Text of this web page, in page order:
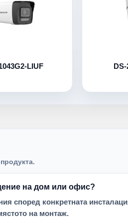
LIUF
на дом или офис?
според конкретната
на монтаж.